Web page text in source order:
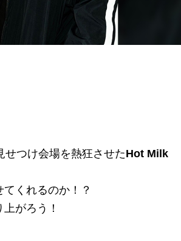
つけ会場を熱狂させたHot Milk
くれるのか！？
がろう！